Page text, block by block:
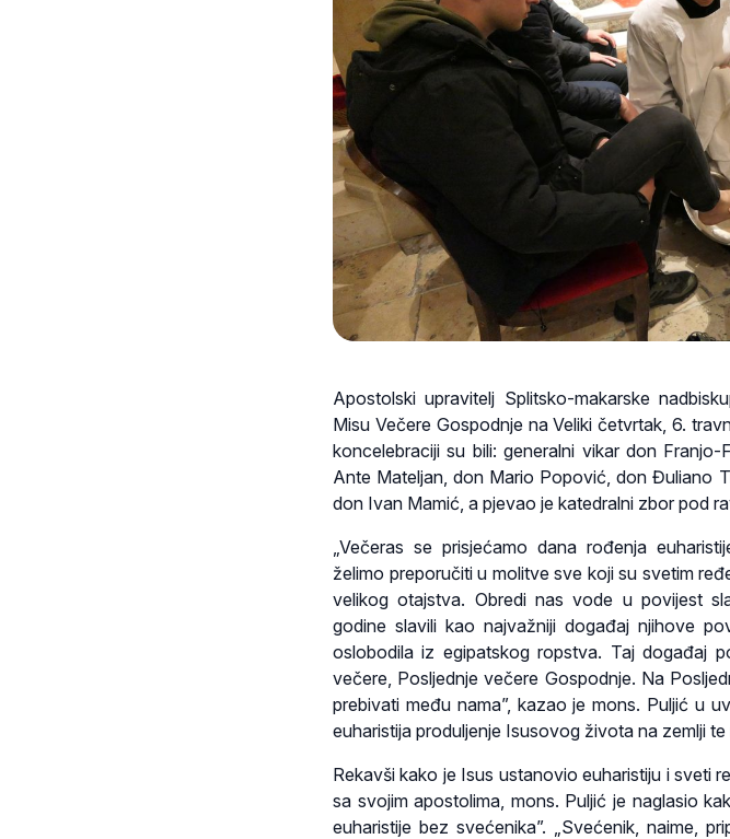
Apostolski upravitelj Splitsko-makarske
Misu Večere Gospodnje na Veliki četvrtak, 6.
koncelebraciji su bili: generalni vikar don
Ante Mateljan, don Mario Popović, don Đuliano
don Ivan Mamić, a pjevao je katedralni zbor pod
„Večeras se prisjećamo dana rođenja
želimo preporučiti u molitve sve koji su svetim
velikog otajstva. Obredi nas vode u povijest
godine slavili kao najvažniji događaj njihove
oslobodila iz egipatskog ropstva. Taj događaj
večere, Posljednje večere Gospodnje. Na
prebivati među nama”, kazao je mons. Puljić u
euharistija produljenje Isusovog života na zemlji
Rekavši kako je Isus ustanovio euharistiju i sveti
sa svojim apostolima, mons. Puljić je naglasio
euharistije bez svećenika”. „Svećenik, naime,